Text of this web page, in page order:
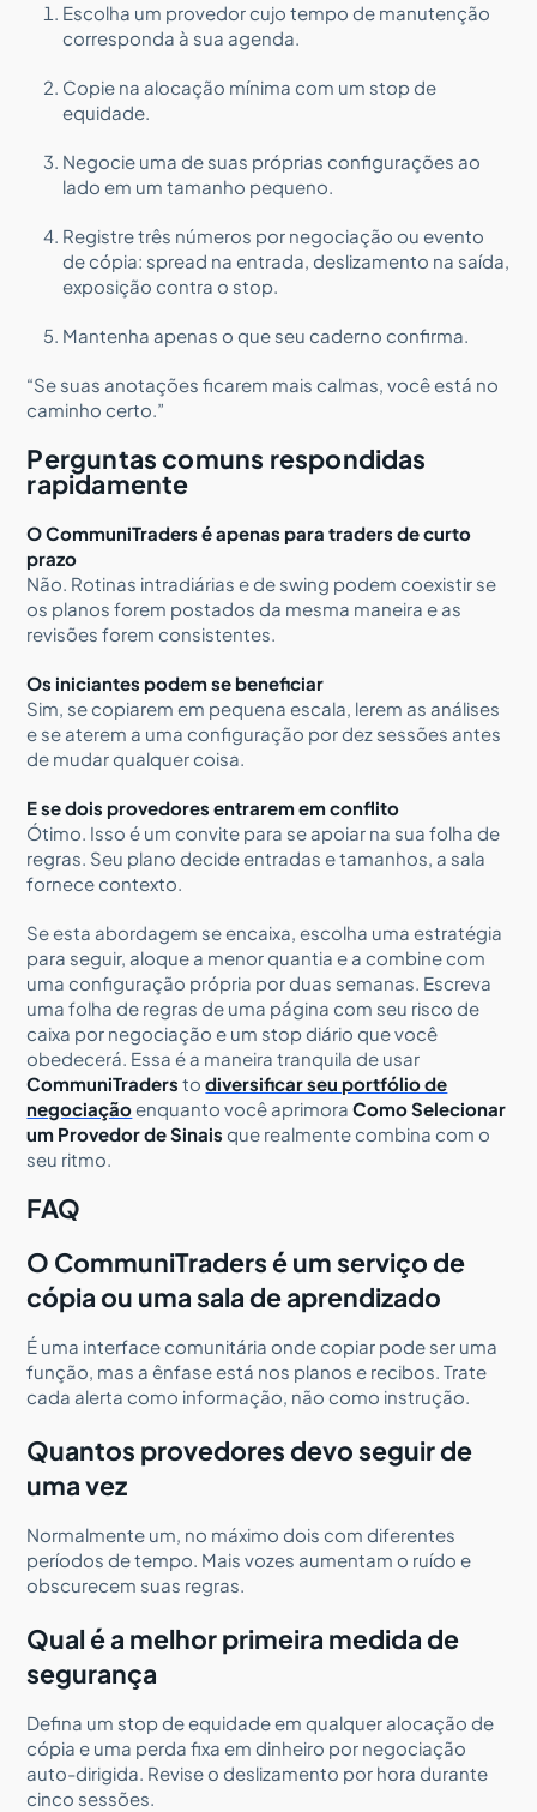
Escolha um provedor cujo tempo de manutenção
corresponda à sua agenda.
Copie na alocação mínima com um stop de
equidade.
Negocie uma de suas próprias configurações ao
lado em um tamanho pequeno.
Registre três números por negociação ou evento
de cópia: spread na entrada, deslizamento na saída,
exposição contra o stop.
Mantenha apenas o que seu caderno confirma.
“Se suas anotações ficarem mais calmas, você está no
caminho certo.”
Perguntas comuns respondidas
rapidamente
O CommuniTraders é apenas para traders de curto
prazo
Não. Rotinas intradiárias e de swing podem coexistir se
os planos forem postados da mesma maneira e as
revisões forem consistentes.
Os iniciantes podem se beneficiar
Sim, se copiarem em pequena escala, lerem as análises
e se aterem a uma configuração por dez sessões antes
de mudar qualquer coisa.
E se dois provedores entrarem em conflito
Ótimo. Isso é um convite para se apoiar na sua folha de
regras. Seu plano decide entradas e tamanhos, a sala
fornece contexto.
Se esta abordagem se encaixa, escolha uma estratégia
para seguir, aloque a menor quantia e a combine com
uma configuração própria por duas semanas. Escreva
uma folha de regras de uma página com seu risco de
caixa por negociação e um stop diário que você
obedecerá. Essa é a maneira tranquila de usar
CommuniTraders todiversificar seu portfólio de
negociação enquanto você aprimoraComo Selecionar
um Provedor de Sinais que realmente combina com o
seu ritmo.
FAQ
O CommuniTraders é um serviço de
cópia ou uma sala de aprendizado
É uma interface comunitária onde copiar pode ser uma
função, mas a ênfase está nos planos e recibos. Trate
cada alerta como informação, não como instrução.
Quantos provedores devo seguir de
uma vez
Normalmente um, no máximo dois com diferentes
períodos de tempo. Mais vozes aumentam o ruído e
obscurecem suas regras.
Qual é a melhor primeira medida de
segurança
Defina um stop de equidade em qualquer alocação de
cópia e uma perda fixa em dinheiro por negociação
auto-dirigida. Revise o deslizamento por hora durante
cinco sessões.